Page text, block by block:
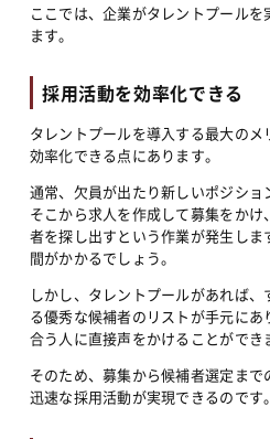
ここでは、企業がタレントプール
ます。
採用活動を効率化できる
タレントプールを導入する最大の
効率化できる点にあります。
通常、欠員が出たり新しいポジショ
そこから求人を作成して募集をか
者を探し出すという作業が発生し
間がかかるでしょう。
しかし、タレントプールがあれば
る優秀な候補者のリストが手元に
合う人に直接声をかけることができ
そのため、募集から候補者選定ま
迅速な採用活動が実現できるのです。